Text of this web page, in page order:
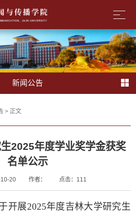
新闻公告
> 正文
2025年度学业奖学金获奖
名单公示
20 作者： 点击： 111
开展2025年度吉林大学研究生